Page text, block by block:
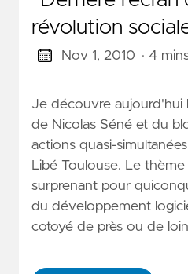
révolution
Nov 1, 2010 · 4
Je découvre aujourd'hui
de Nicolas Séné et du
actions quasi-
Libé Toulouse. Le
surprenant pour
du développement
cotoyé de près ou de